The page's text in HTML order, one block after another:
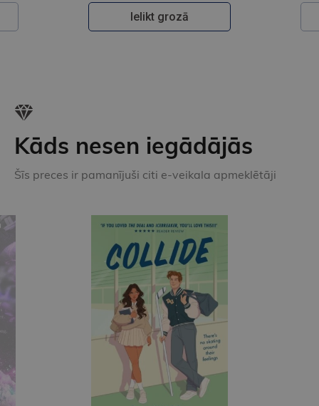
Ielikt grozā
Kāds nesen iegādājās
Šīs preces ir pamanījuši citi e-veikala apmeklētāji